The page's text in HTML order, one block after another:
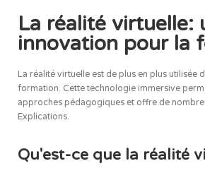
CONTACT
La réalité virtuelle:
innovation pour la
La réalité virtuelle est de plus en plus utilisée
formation. Cette technologie immersive
approches pédagogiques et offre de
Explications.
Qu'est-ce que la réalité